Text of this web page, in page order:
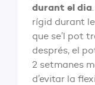
durant el dia
rígid durant
que se’l pot
després, el
2 setmanes
d’evitar la